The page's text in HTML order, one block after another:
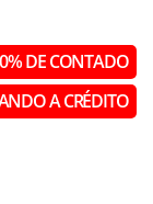
DE CONTADO
A CRÉDITO